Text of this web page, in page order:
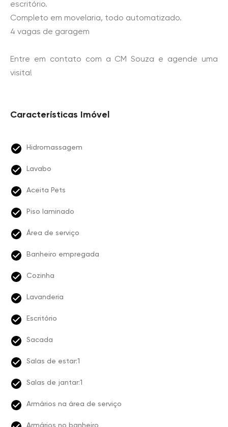
escritório.
Completo em movelaria, todo automatizado.
4 vagas de garagem
Entre em contato com a CM Souza e agende uma
visita!
Características Imóvel
Hidromassagem
Lavabo
Aceita Pets
Piso laminado
Área de serviço
Banheiro empregada
Cozinha
Lavanderia
Escritório
Sacada
Salas de estar:1
Salas de jantar:1
Armários na área de serviço
Armários no banheiro